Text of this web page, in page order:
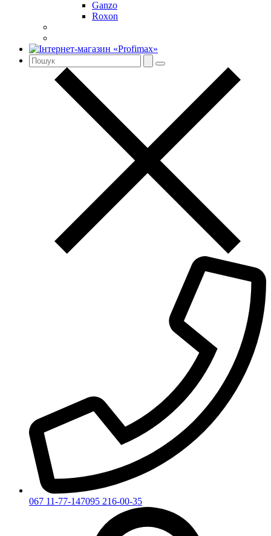
Ganzo
Roxon
067 11-77-147095 216-00-35